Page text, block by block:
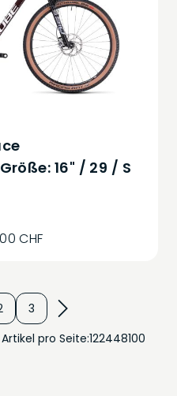
16" / 29 / S
CHF
3
Artikel pro Seite:122448100